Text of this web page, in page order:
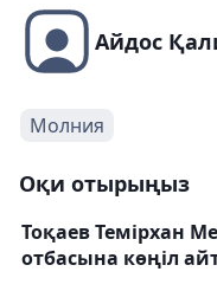
Айдос
Молния
Оқи отырыңыз
Тоқаев Темірхан
отбасына көңіл